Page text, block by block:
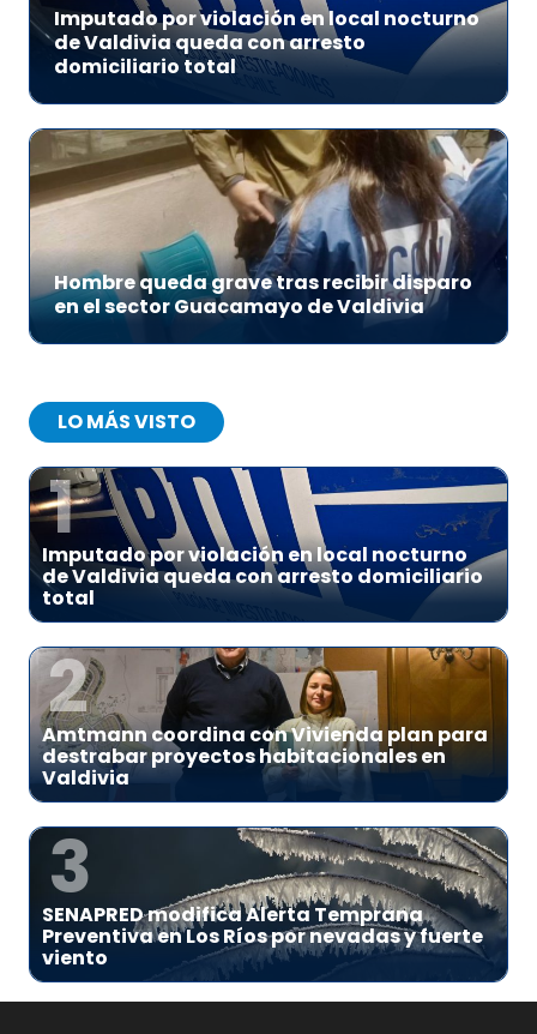
Imputado por violación en local nocturno
de Valdivia queda con arresto
domiciliario total
Hombre queda grave tras recibir disparo
en el sector Guacamayo de Valdivia
LO MÁS VISTO
1
Imputado por violación en local nocturno
de Valdivia queda con arresto domiciliario
total
2
Amtmann coordina con Vivienda plan para
destrabar proyectos habitacionales en
Valdivia
3
SENAPRED modifica Alerta Temprana
Preventiva en Los Ríos por nevadas y fuerte
viento